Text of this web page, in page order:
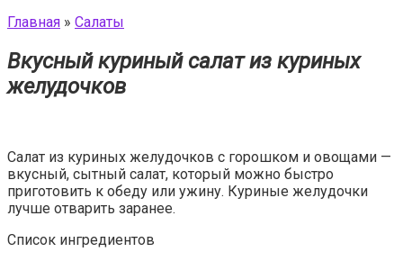
Главная » Салаты
Вкусный куриный салат из куриных
желудочков
Салат из куриных желудочков с горошком и овощами —
вкусный, сытный салат, который можно быстро
приготовить к обеду или ужину. Куриные желудочки
лучше отварить заранее.
Список ингредиентов